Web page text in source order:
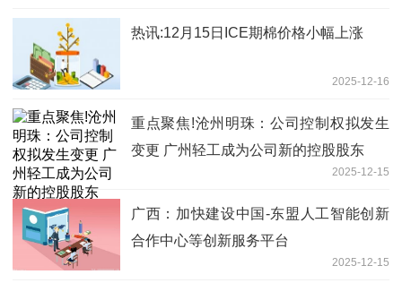
热讯:12月15日ICE期棉价格小幅上涨
2025-12-16
重点聚焦!沧州明珠：公司控制权拟发生
变更 广州轻工成为公司新的控股股东
2025-12-15
广西：加快建设中国-东盟人工智能创新
合作中心等创新服务平台
2025-12-15